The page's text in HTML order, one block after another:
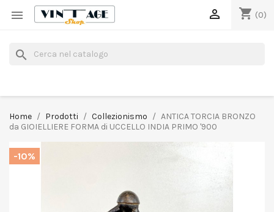
 shopping_cart (0)

search
Home Prodotti Collezionismo
ANTICA TORCIA BRONZO
da GIOIELLIERE FORMA di UCCELLO INDIA PRIMO '900
-10%